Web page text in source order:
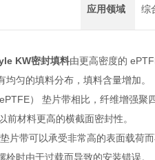
应用领域 综
KW密封填料由更高密度的
匀的填料分布，填料含量增加。
） 垫片带相比，纤维增强聚
前材料更高的横截面密封性。
片带可以承受非常高的表面载荷而
时由于过载而导致的安装错误。